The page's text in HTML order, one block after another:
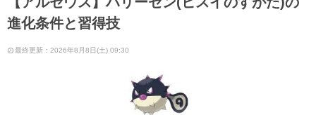
進化条件と習得技
最終更新：2026年8月8日(土) 09:30